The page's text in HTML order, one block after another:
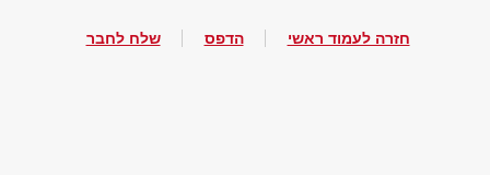
חזרה לעמוד ראשי הדפס שלח לחבר